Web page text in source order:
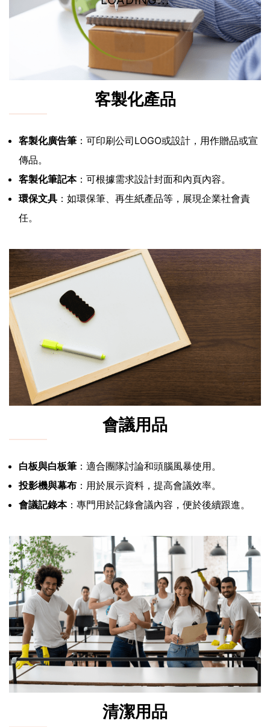
客製化產品
客製化廣告筆 ：可印刷公司LOGO或設計，用作贈品或宣
傳品。
客製化筆記本：可根據需求設計封面和內頁內容。
環保文具 ：如環保筆、再生紙產品等，展現企業社會責
任。
會議用品
白板與白板筆 ：適合團隊討論和頭腦風暴使用。
投影機與幕布 ：用於展示資料，提高會議效率。
會議記錄本：專門用於記錄會議內容，便於後續跟進。
清潔用品